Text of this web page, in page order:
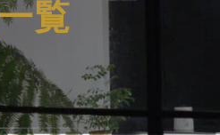
覧